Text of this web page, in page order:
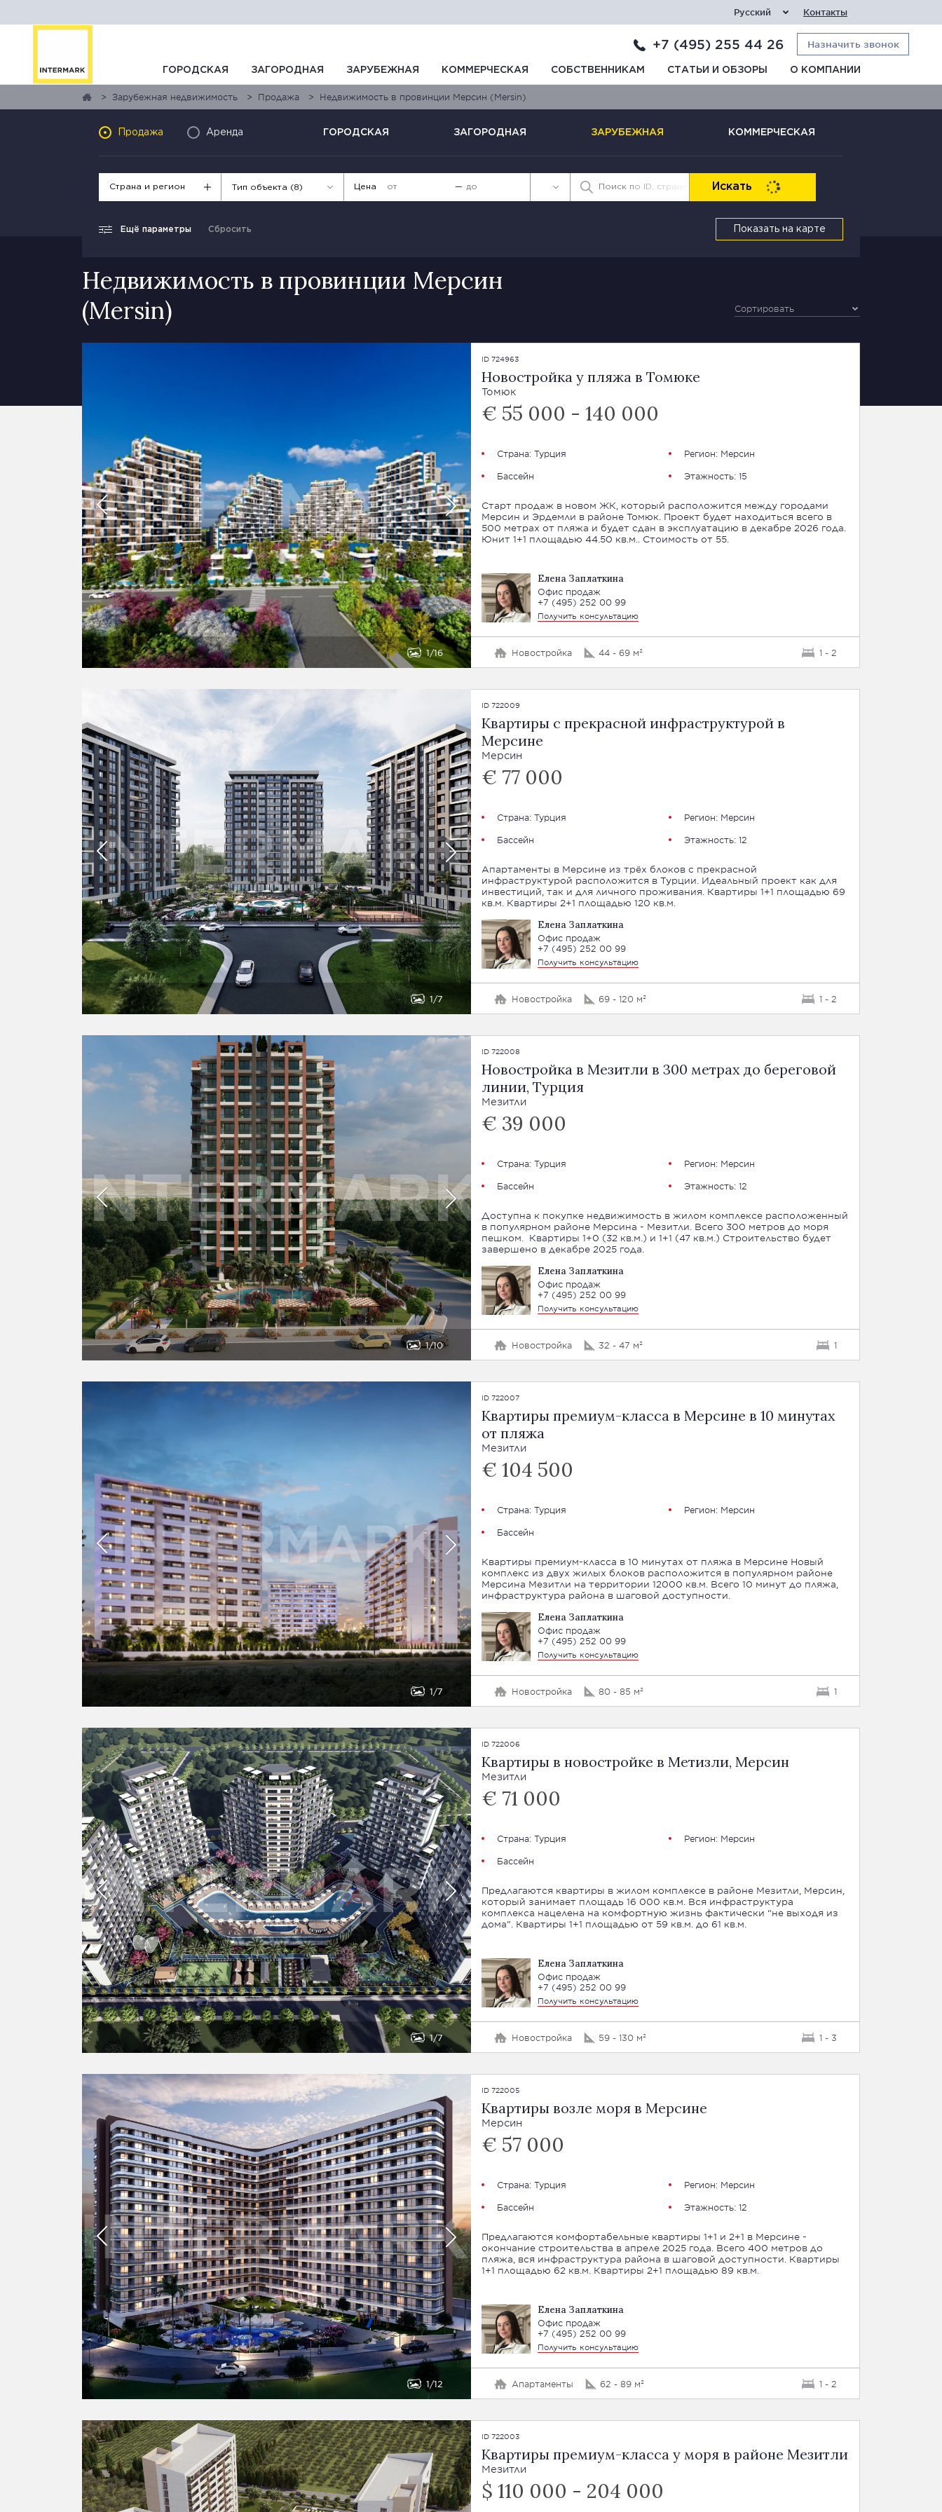
Русский Контакты
+7 (495) 255 44 26 Назначить звонок
ГОРОДСКАЯ ЗАГОРОДНАЯ ЗАРУБЕЖНАЯ КОММЕРЧЕСКАЯ СОБСТВЕННИКАМ СТАТЬИ И ОБЗОРЫ О КОМПАНИИ
Зарубежная недвижимость Продажа Недвижимость в провинции Мерсин (Mersin)
Продажа Аренда ГОРОДСКАЯ ЗАГОРОДНАЯ ЗАРУБЕЖНАЯ КОММЕРЧЕСКАЯ
Страна и регион Тип объекта (8) Цена — Искать
Ещё параметры Сбросить Показать на карте
Недвижимость в провинции Мерсин
(Mersin)
Сортировать
1 16
ID 724963
Новостройка у пляжа в Томюке
Томюк
€ 55 000 - 140 000
Страна: Турция Регион: Мерсин
Бассейн
Этажность: 15
Старт продаж в новом ЖК, который расположится между городами
Мерсин и Эрдемли в районе Томюк. Проект будет находиться всего в
500 метрах от пляжа и будет сдан в эксплуатацию в декабре 2026 года.
Юнит 1+1 площадью 44.50 кв.м.. Стоимость от 55.
Елена Заплаткина
Офис продаж
+7 (495) 252 00 99
Получить консультацию
Новостройка 44 - 69 м² 1 - 2
1 7
ID 722009
Квартиры с прекрасной инфраструктурой в
Мерсине
Мерсин
€ 77 000
Страна: Турция Регион: Мерсин
Бассейн
Этажность: 12
Апартаменты в Мерсине из трёх блоков с прекрасной
инфраструктурой расположится в Турции. Идеальный проект как для
инвестиций, так и для личного проживания. Квартиры 1+1 площадью 69
кв.м. Квартиры 2+1 площадью 120 кв.м.
Елена Заплаткина
Офис продаж
+7 (495) 252 00 99
Получить консультацию
Новостройка 69 - 120 м² 1 - 2
1 10
ID 722008
Новостройка в Мезитли в 300 метрах до береговой
линии, Турция
Мезитли
€ 39 000
Страна: Турция Регион: Мерсин
Бассейн
Этажность: 12
Доступна к покупке недвижимость в жилом комплексе расположенный
в популярном районе Мерсина - Мезитли. Всего 300 метров до моря
пешком. Квартиры 1+0 (32 кв.м.) и 1+1 (47 кв.м.) Строительство будет
завершено в декабре 2025 года.
Елена Заплаткина
Офис продаж
+7 (495) 252 00 99
Получить консультацию
Новостройка 32 - 47 м² 1
1 7
ID 722007
Квартиры премиум-класса в Мерсине в 10 минутах
от пляжа
Мезитли
€ 104 500
Страна: Турция Регион: Мерсин
Бассейн
Квартиры премиум-класса в 10 минутах от пляжа в Мерсине Новый
комплекс из двух жилых блоков расположится в популярном районе
Мерсина Мезитли на территории 12000 кв.м. Всего 10 минут до пляжа,
инфраструктура района в шаговой доступности.
Елена Заплаткина
Офис продаж
+7 (495) 252 00 99
Получить консультацию
Новостройка 80 - 85 м² 1
1 7
ID 722006
Квартиры в новостройке в Метизли, Мерсин
Мезитли
€ 71 000
Страна: Турция Регион: Мерсин
Бассейн
Предлагаются квартиры в жилом комплексе в районе Мезитли, Мерсин,
который занимает площадь 16 000 кв.м. Вся инфраструктура
комплекса нацелена на комфортную жизнь фактически “не выходя из
дома”. Квартиры 1+1 площадью от 59 кв.м. до 61 кв.м.
Елена Заплаткина
Офис продаж
+7 (495) 252 00 99
Получить консультацию
Новостройка 59 - 130 м² 1 - 3
1 12
ID 722005
Квартиры возле моря в Мерсине
Мерсин
€ 57 000
Страна: Турция Регион: Мерсин
Бассейн
Этажность: 12
Предлагаются комфортабельные квартиры 1+1 и 2+1 в Мерсине -
окончание строительства в апреле 2025 года. Всего 400 метров до
пляжа, вся инфраструктура района в шаговой доступности. Квартиры
1+1 площадью 62 кв.м. Квартиры 2+1 площадью 89 кв.м.
Елена Заплаткина
Офис продаж
+7 (495) 252 00 99
Получить консультацию
Апартаменты 62 - 89 м² 1 - 2
ID 722003
Квартиры премиум-класса у моря в районе Мезитли
Мезитли
$ 110 000 - 204 000